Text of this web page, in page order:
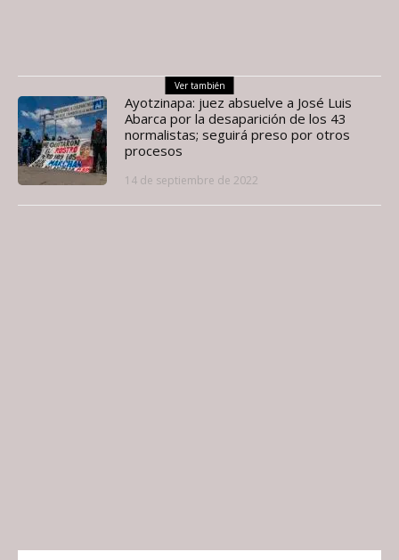
Ver también
Ayotzinapa: juez absuelve a José Luis
Abarca por la desaparición de los 43
normalistas; seguirá preso por otros
procesos
14 de septiembre de 2022